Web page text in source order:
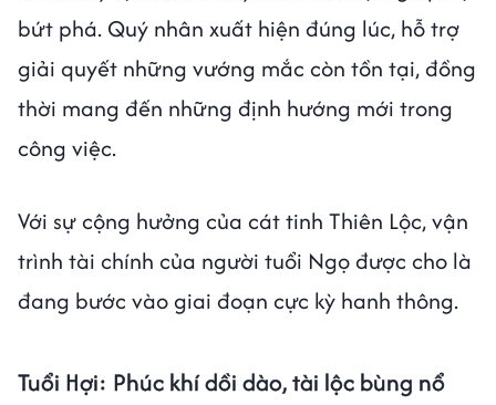
bứt phá. Quý nhân xuất hiện đúng lúc, hỗ trợ
giải quyết những vướng mắc còn tồn tại, đồng
thời mang đến những định hướng mới trong
công việc.
Với sự cộng hưởng của cát tinh Thiên Lộc, vận
trình tài chính của người tuổi Ngọ được cho là
đang bước vào giai đoạn cực kỳ hanh thông.
Tuổi Hợi: Phúc khí dồi dào, tài lộc bùng nổ